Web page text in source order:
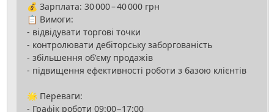
💰 Зарплата: 30 000 – 40 000 грн
📋 Вимоги:
- відвідувати торгові точки
- контролювати дебіторську заборгованість
- збільшення об'єму продажів
- підвищення ефективності роботи з базою клієнтів
🌟 Переваги:
- Графік роботи 09:00−17:00